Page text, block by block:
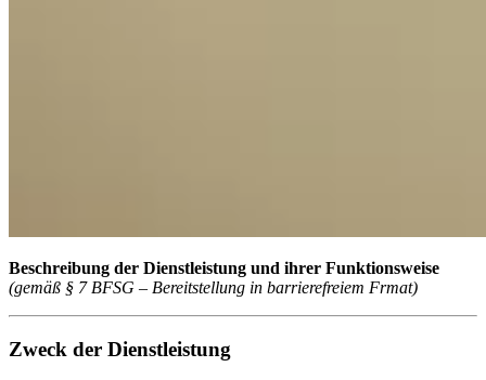
Beschreibung der Dienstleistung und ihrer Funktionsweise
(gemäß § 7 BFSG – Bereitstellung in barrierefreiem Frmat)
Zweck der Dienstleistung